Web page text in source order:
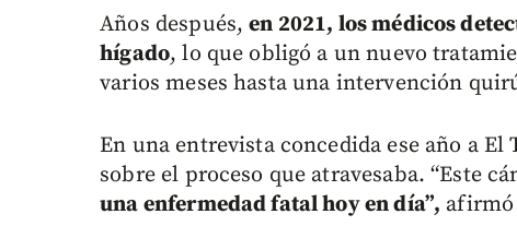
Años después,en 2021, los médicos
hígado, lo que obligó a un nuevo
varios meses hasta una intervención
En una entrevista concedida ese año a
sobre el proceso que atravesaba. “Este
una enfermedad fatal hoy en día”, afirmó